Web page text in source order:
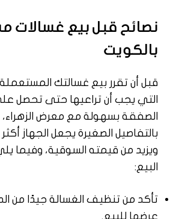
نصائح قبل بيع غسالات
بالكويت
قبل أن تقرر بيع غسالتك
التي يجب أن تراعيها حتى تحصل
الصفقة بسهولة مع معرض الزهراء،
بالتفاصيل الصغيرة يجعل الجهاز
ويزيد من قيمته السوقية، وفيما
البيع:
تأكد من تنظيف الغسالة جيدًا من
عرضها للبيع.